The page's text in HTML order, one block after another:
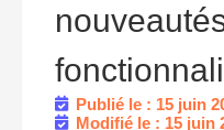
Publié le : 15 juin
Modifié le : 15 juin